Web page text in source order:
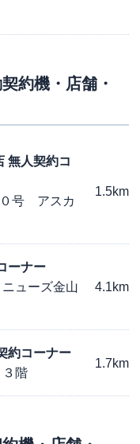
約機・店舗・
無人契約コ
０号 アスカ
1.5km
ーナー
ューズ金山
4.1km
約コーナー
階
1.7km